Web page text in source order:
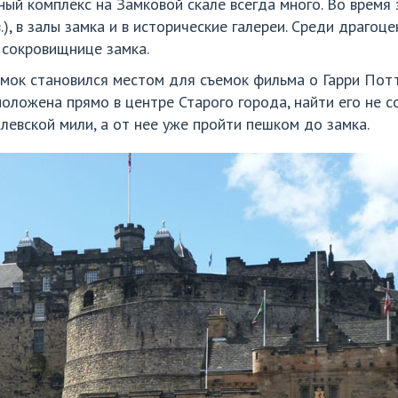
в залы замка и в исторические галереи. Среди
замка.
становился местом для съемок фильма о Гарри
прямо в центре Старого города, найти его не
мили, а от нее уже пройти пешком до замка.